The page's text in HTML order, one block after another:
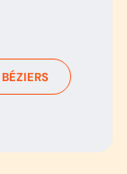
BÉZIERS